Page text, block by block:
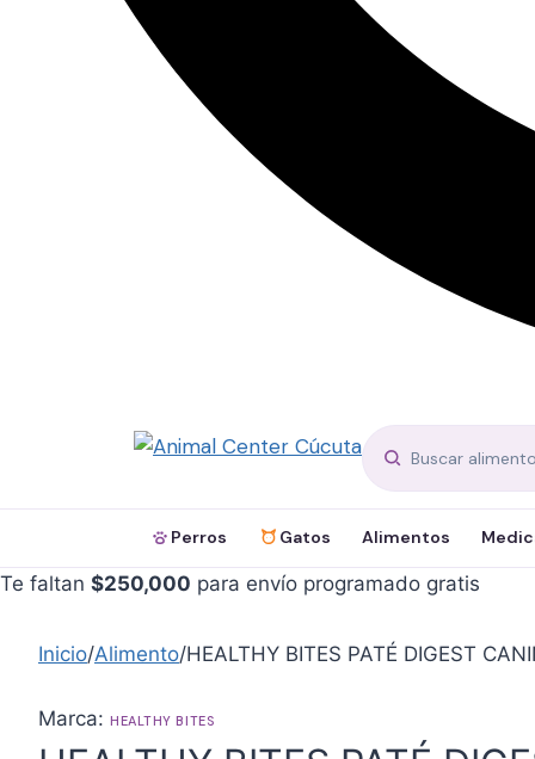
Perros Gatos Alimentos
Te faltan $250,000 para envío programado gratis
Inicio/Alimento/HEALTHY BITES PATÉ DIGEST
Marca: HEALTHY BITES